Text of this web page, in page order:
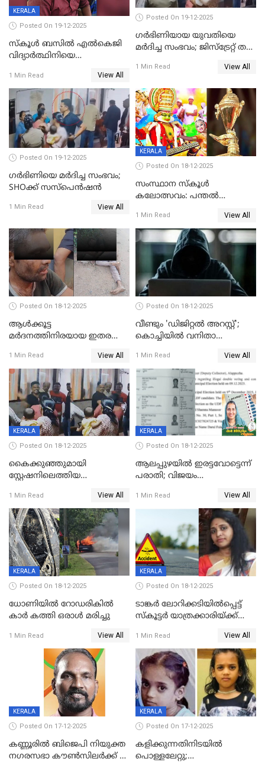
KERALA
Posted On 19-12-2025
സ്കൂൾ ബസിൽ എൽകെജി
വിദ്യാര്‍ത്ഥിനിയെ
ക്ലീനര്‍ പിടിയിൽ
1 Min Read View All
Posted On 19-12-2025
ഗര്‍ഭിണിയായ യുവതിയെ
മര്‍ദിച്ച സംഭവം; ജിസ്‌ട്രേറ്റ് തല
യുവതി
1 Min Read View All
Posted On 19-12-2025
ഗര്‍ഭിണിയെ മർദിച്ച സംഭവം;
SHOക്ക് സസ്പെൻഷൻ
1 Min Read View All
KERALA
Posted On 18-12-2025
സംസ്ഥാന സ്കൂൾ
കലോത്സവം: പന്തൽ
1 Min Read View All
Posted On 18-12-2025
ആൾക്കൂട്ട
മർദനത്തിനിരയായ ഇതര
നടുക്കുന്ന സംഭവം
വാളയാറിൽ
1 Min Read View All
Posted On 18-12-2025
വീണ്ടും 'ഡിജിറ്റല്‍ അറസ്റ്റ്';
കൊച്ചിയില്‍ വനിതാ
കോടി രൂപ
1 Min Read View All
KERALA
Posted On 18-12-2025
കൈക്കുഞ്ഞുമായി
സ്റ്റേഷനിലെത്തിയ
കരണത്തടിച്ചു; CC ടിവി
ദൃശ്യങ്ങൾ പുറത്ത്
1 Min Read View All
KERALA
Posted On 18-12-2025
ആലപ്പുഴയിൽ ഇരട്ടവോട്ടെന്ന്
പരാതി; വിജയം
വാർഡിലെ എൽഡിഎഫ്
സ്ഥാനാർത്ഥി
1 Min Read View All
KERALA
Posted On 18-12-2025
ധോണിയിൽ റോഡരികിൽ
കാർ കത്തി ഒരാൾ മരിച്ചു
1 Min Read View All
KERALA
Posted On 18-12-2025
ടാങ്കർ ലോറിക്കടിയിൽപ്പെട്ട്
സ്കൂട്ടർ യാത്രക്കാരിയ്ക്ക്
കണ്ടോത്ത് ദേശീയ പാതയിൽ
1 Min Read View All
KERALA
Posted On 17-12-2025
കണ്ണൂരിൽ ബിജെപി നിയുക്ത
നഗരസഭാ കൗൺസിലർക്ക് 36
KERALA
Posted On 17-12-2025
കളിക്കുന്നതിനിടയിൽ
പൊള്ളലേറ്റു;